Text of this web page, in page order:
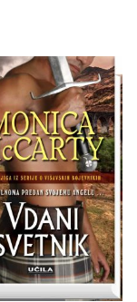
Dodaj v košarico